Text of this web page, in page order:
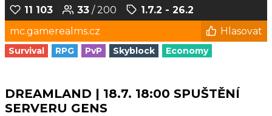
11 103 33 / 200
1.7.2 - 26.2
mc.gamerealms.cz
Hlasovat
Survival RPG PvP Skyblock Economy
DREAMLAND | 18.7. 18:00 SPUŠTĚNÍ
SERVERU GENS